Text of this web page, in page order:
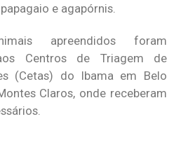
e agapórnis.
apreendidos foram
Centros de Triagem de
(Cetas) do Ibama em Belo
Claros, onde receberam